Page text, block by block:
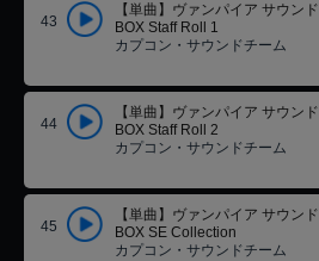
43
【単曲】ヴァンパイア サウンド
BOX Staff Roll 1
カプコン・サウンドチーム
44
【単曲】ヴァンパイア サウンド
BOX Staff Roll 2
カプコン・サウンドチーム
45
【単曲】ヴァンパイア サウンド
BOX SE Collection
カプコン・サウンドチーム